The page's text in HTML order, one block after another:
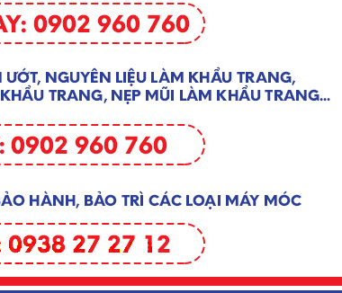
Thông tin máy:
– Năng suất: 30-35 cái | phút
– Kích thước: 6,7 x 2,5 x 1,98m
– Trọng lượng: 1350kg
– Nguồn điện: 220V
– Công suất điện: 11KW
Liên hệ để được tư vấn:
Nhận bảng báo giá click ngay